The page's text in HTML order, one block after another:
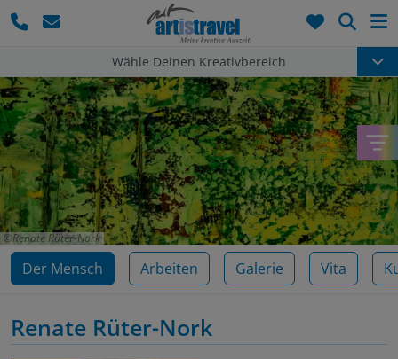
Wähle Deinen Kreativbereich
Renate Rüter-Nork
Der Mensch Arbeiten Galerie Vita
Renate Rüter-Nork